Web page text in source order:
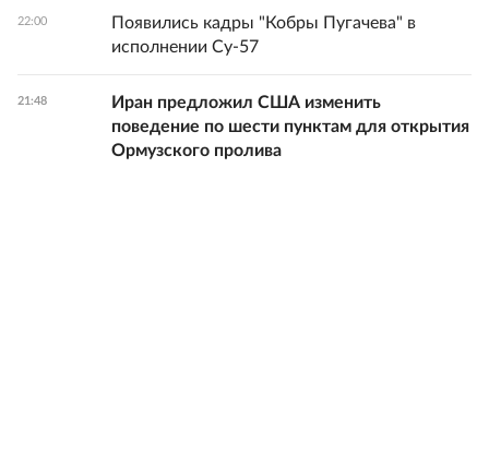
22:00
Появились кадры "Кобры Пугачева" в
исполнении Су-57
21:48
Иран предложил США изменить
поведение по шести пунктам для открытия
Ормузского пролива